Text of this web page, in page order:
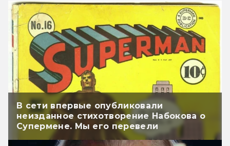
В сети впервые опубликовали
неизданное стихотворение Набокова о
Супермене. Мы его перевели